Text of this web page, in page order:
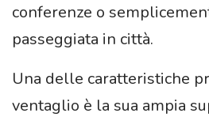
conferenze o
passeggiata in città.
Una delle caratteristiche
ventaglio è la sua ampia